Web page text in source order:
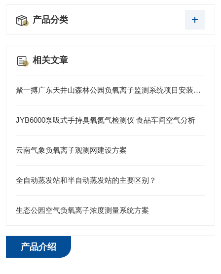
产品分类
相关文章
聚一搏广东天井山森林公园负氧离子监测系统项目安装完成
JYB6000泵吸式手持臭氧氮气检测仪 食品车间空气分析
云南气象负氧离子观测网建设方案
全自动蒸发站和半自动蒸发站的主要区别？
生态公园空气负氧离子浓度测量系统方案
产品介绍